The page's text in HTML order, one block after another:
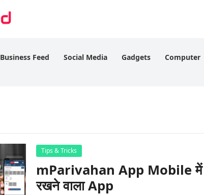
Business Feed Social Media Gadgets Computer
Tips & Tricks
mParivahan App Mobile
रखने वाला App